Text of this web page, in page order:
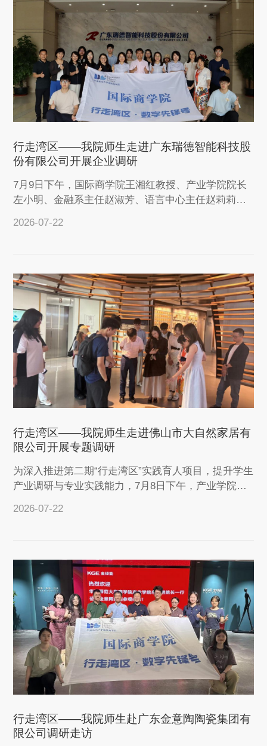
行走湾区——我院师生走进广东瑞德智能科技股
份有限公司开展企业调研
7月9日下午，国际商学院王湘红教授、产业学院院长
左小明、金融系主任赵淑芳、语言中心主任赵莉莉等
2026-07-22
查看详情
行走湾区——我院师生走进佛山市大自然家居有
限公司开展专题调研
为深入推进第二期“行走湾区”实践育人项目，提升学生
产业调研与专业实践能力，7月8日下午，产业学院院
2026-07-22
查看详情
行走湾区——我院师生赴广东金意陶陶瓷集团有
限公司调研走访